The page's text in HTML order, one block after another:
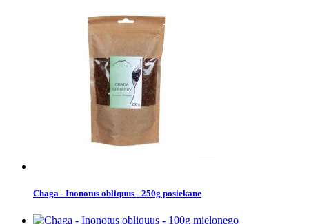
Chaga - Inonotus obliquus - 250g posiekane